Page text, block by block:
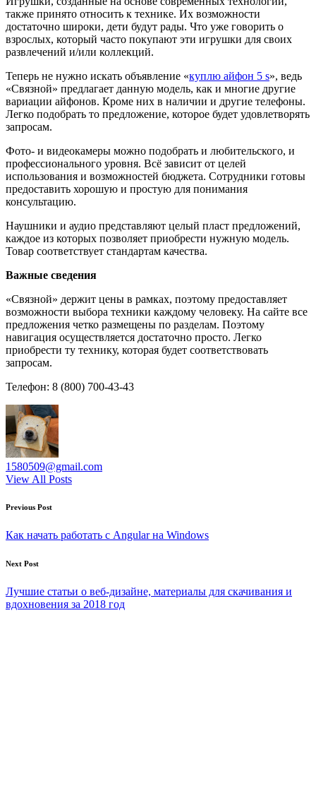
также принято относить к технике. Их возможности
достаточно широки, дети будут рады. Что уже говорить о
взрослых, который часто покупают эти игрушки для своих
развлечений и/или коллекций.
Теперь не нужно искать объявление «куплю айфон 5 s», ведь
«Связной» предлагает данную модель, как и многие другие
вариации айфонов. Кроме них в наличии и другие телефоны.
Легко подобрать то предложение, которое будет удовлетворять
запросам.
Фото- и видеокамеры можно подобрать и любительского, и
профессионального уровня. Всё зависит от целей
использования и возможностей бюджета. Сотрудники готовы
предоставить хорошую и простую для понимания
консультацию.
Наушники и аудио представляют целый пласт предложений,
каждое из которых позволяет приобрести нужную модель.
Товар соответствует стандартам качества.
Важные сведения
«Связной» держит цены в рамках, поэтому предоставляет
возможности выбора техники каждому человеку. На сайте все
предложения четко размещены по разделам. Поэтому
навигация осуществляется достаточно просто. Легко
приобрести ту технику, которая будет соответствовать
запросам.
Телефон: 8 (800) 700-43-43
1580509@gmail.com
View All Posts
Post
navigation
Previous Post
Как начать работать с Angular на Windows
Next Post
Лучшие статьи о веб-дизайне, материалы для скачивания и
вдохновения за 2018 год